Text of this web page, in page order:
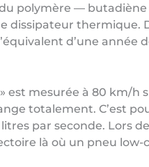
polymère — butadiène
dissipateur thermique.
d’une année
est mesurée à 80 km/h
totalement. C’est
par seconde. Lors
là où un pneu